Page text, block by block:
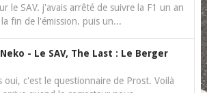
le SAV. j'avais arrêté de suivre la F1 un an
fin de l'émission. puis un...
- Le SAV, The Last : Le Berger
oui, c'est le questionnaire de Prost. Voilà